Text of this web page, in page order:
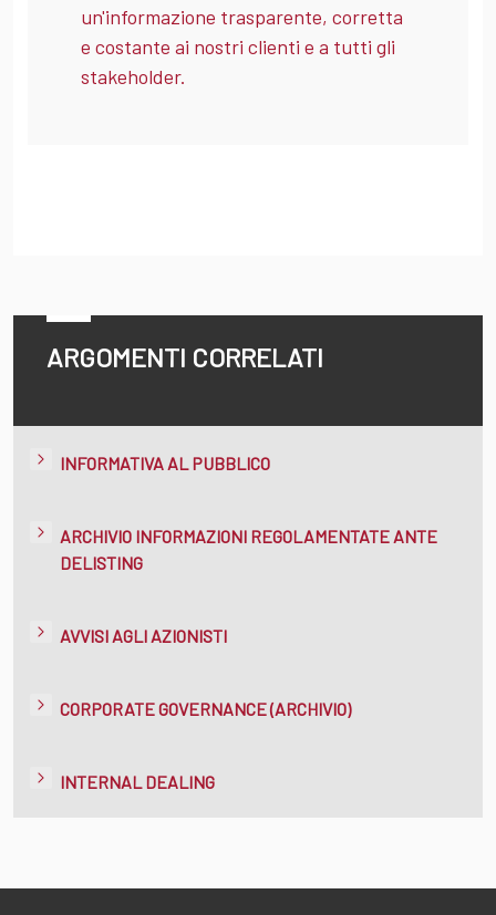
un'informazione trasparente, corretta
e costante ai nostri clienti e a tutti gli
stakeholder.
ARGOMENTI CORRELATI
INFORMATIVA AL PUBBLICO
ARCHIVIO INFORMAZIONI REGOLAMENTATE ANTE
DELISTING
AVVISI AGLI AZIONISTI
CORPORATE GOVERNANCE (ARCHIVIO)
INTERNAL DEALING